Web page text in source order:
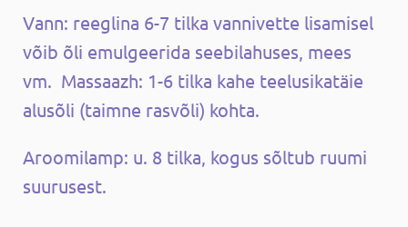
Vann: reeglina 6-7 tilka vannivette lisamisel
võib õli emulgeerida seebilahuses, mees
vm. Massaazh: 1-6 tilka kahe teelusikatäie
alusõli (taimne rasvõli) kohta.
Aroomilamp: u. 8 tilka, kogus sõltub ruumi
suurusest.